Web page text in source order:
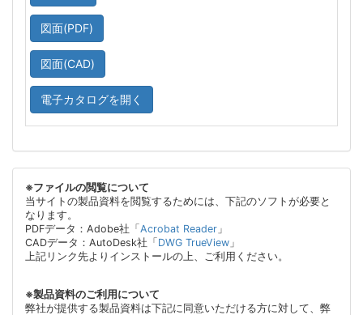
図面(PDF)
図面(CAD)
電子カタログを開く
※ファイルの閲覧について
当サイトの製品資料を閲覧するためには、下記のソフトが必要と
なります。
PDFデータ：Adobe社「 Acrobat Reader 」
CADデータ：AutoDesk社「 DWG TrueView 」
上記リンク先よりインストールの上、ご利用ください。
※製品資料のご利用について
弊社が提供する製品資料は下記に同意いただける方に対して、弊